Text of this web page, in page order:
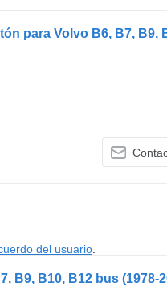
del usuario.
B9, B10, B12 bus (1978-